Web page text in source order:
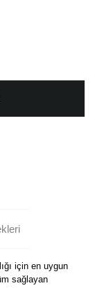
için en uygun
sağlayan